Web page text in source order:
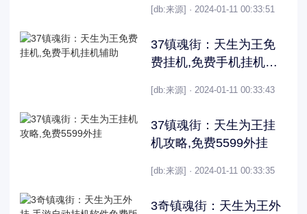
[db:来源] · 2024-01-11 00:33:51
37镇魂街：天生为王免
费挂机,免费手机挂机辅
[db:来源] · 2024-01-11 00:33:43
37镇魂街：天生为王挂
机攻略,免费5599外挂
[db:来源] · 2024-01-11 00:33:35
3奇镇魂街：天生为王外